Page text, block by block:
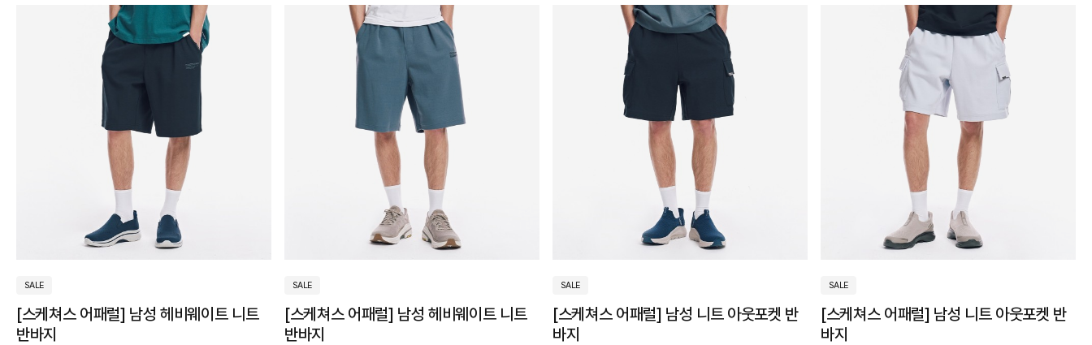
만
만원
미만
SALE
[스케쳐스 어패럴] 남성 헤비웨이트 니트
반바지
SALE
[스케쳐스 어패럴] 남성 헤비웨이트 니트
반바지
SALE
[스케쳐스 어패럴] 남성 니트 아웃포켓 반
바지
SALE
[스케쳐스 어패럴] 남성 니트 아웃포켓 반
바지